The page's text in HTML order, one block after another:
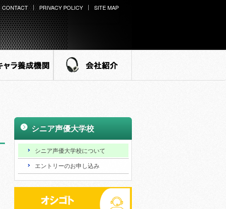
CONTACT PRIVACY POLICY SITE MAP
>
シニア声優大学校
シニア声優大学校について
>
エントリーのお申し込み